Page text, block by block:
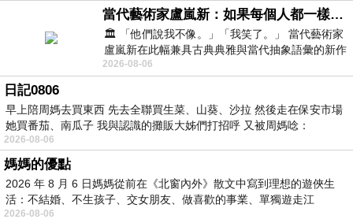
當代藝術家盧嵐新：如果每個人都一樣，這世界該有多無聊？
🏛️ 「他們說我不像。」「我笑了。」 當代藝術家
盧嵐新在此幅兼具古典典雅與當代抽象語彙的新作
中，以沈靜的藍色空間為背景，描繪了
2026-08-06
日記0806
早上陪周媽去買東西 先去全聯買生菜、山葵、沙拉 然後走在保安市場
她買番茄、南瓜子 我與認識的攤販大姊們打招呼 又被周媽唸：
2026-08-06
媽媽的優點
2026 年 8 月 6 日媽媽從前在《北窗內外》散文中寫到理想的遊俠生
活：不結婚、不生孩子、交女朋友、做喜歡的事業、單獨遊走江
湖⋯⋯，
2026-08-06